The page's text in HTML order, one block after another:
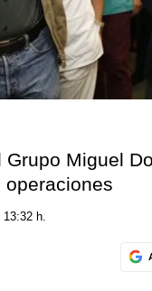
Grupo Miguel
operaciones
h.